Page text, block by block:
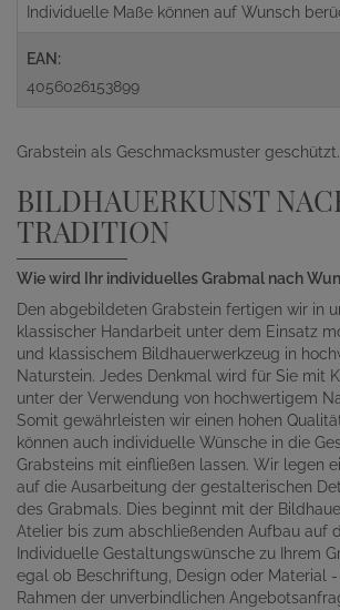
Individuelle Maße können auf Wunsch
EAN:
4056026153899
Grabstein als Geschmacksmuster geschützt.
BILDHAUERKUNST
TRADITION
Wie wird Ihr individuelles Grabmal nach
Den abgebildeten Grabstein fertigen wir in
klassischer Handarbeit unter dem Einsatz
und klassischem Bildhauerwerkzeug in
Naturstein. Jedes Denkmal wird für Sie mit
unter der Verwendung von hochwertigem
Somit gewährleisten wir einen hohen
können auch individuelle Wünsche in die
Grabsteins mit einfließen lassen. Wir legen
auf die Ausarbeitung der gestalterischen
des Grabmals. Dies beginnt mit der
Atelier bis zum abschließenden Aufbau auf
Individuelle Gestaltungswünsche zu Ihrem
egal ob Beschriftung, Design oder Material -
Rahmen der unverbindlichen